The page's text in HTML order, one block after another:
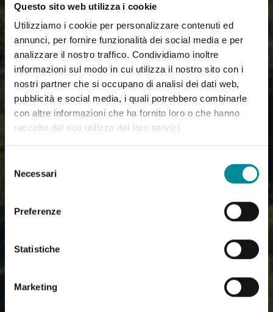
Questo sito web utilizza i cookie
Utilizziamo i cookie per personalizzare contenuti ed
annunci, per fornire funzionalità dei social media e per
analizzare il nostro traffico. Condividiamo inoltre
informazioni sul modo in cui utilizza il nostro sito con i
nostri partner che si occupano di analisi dei dati web,
pubblicità e social media, i quali potrebbero combinarle
con altre informazioni che ha fornito loro o che hanno
raccolto dal suo utilizzo dei loro servizi.
delNecessari
Preferenze
Statistiche
Marketing